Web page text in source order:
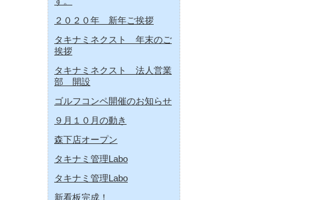
２０２０年 新年ご挨拶
タキナミネクスト 年末のご
挨拶
タキナミネクスト 法人営業
部 開設
ゴルフコンペ開催のお知らせ
９月１０月の動き
森下店オープン
タキナミ管理Labo
タキナミ管理Labo
新看板完成！